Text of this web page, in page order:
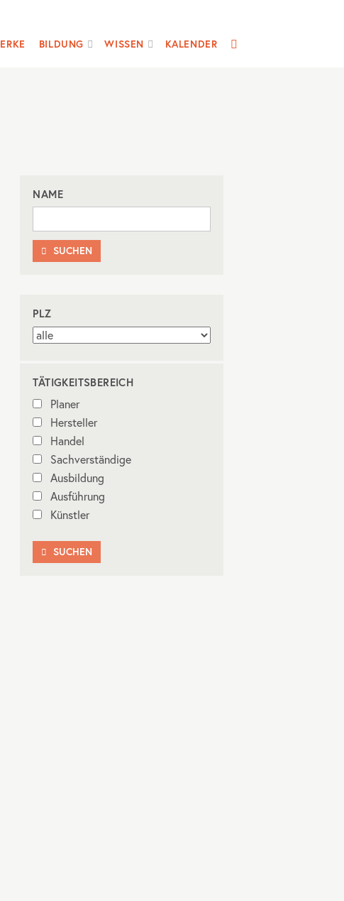
BILDUNG WISSEN KALENDER
NAME
 SUCHEN
PLZ
TÄTIGKEITSBEREICH
Planer
Hersteller
Handel
Sachverständige
Ausbildung
Ausführung
Künstler
 SUCHEN